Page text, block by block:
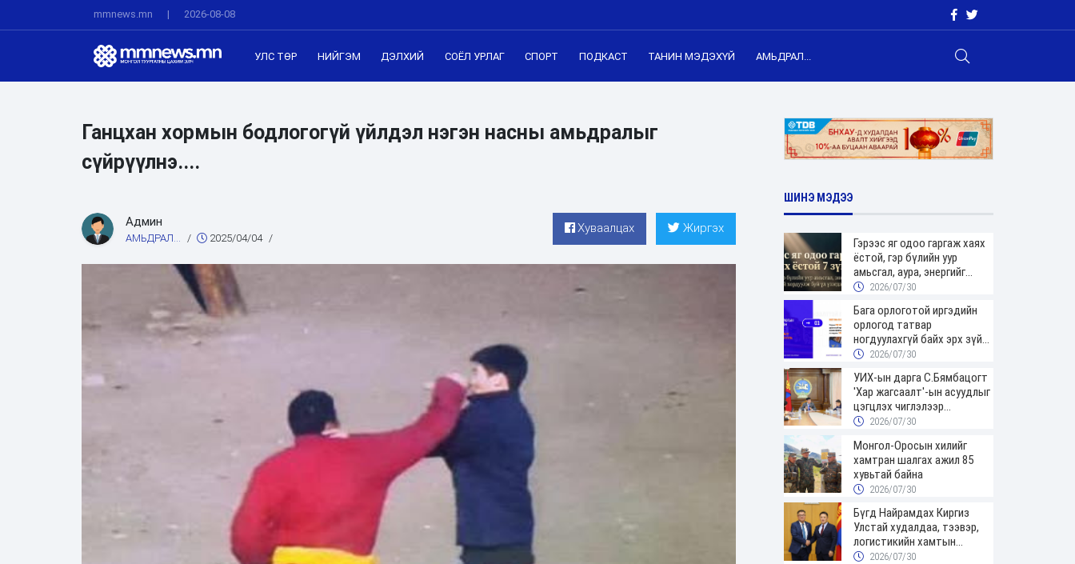
mmnews.mn | 2026-08-08
УЛС ТӨР НИЙГЭМ ДЭЛХИЙ СОЁЛ УРЛАГ СПОРТ ПОДКАСТ ТАНИН МЭДЭХҮЙ АМЬДРАЛ...
Ганцхан хормын бодлогогүй үйлдэл нэгэн насны амьдралыг
сүйрүүлнэ....
Админ
АМЬДРАЛ... / 2025/04/04 /
Хуваалцах Жиргэх
ШИНЭ МЭДЭЭ
Гэрээс яг одоо гаргаж хаях
ёстой, гэр бүлийн уур
амьсгал, аура, энергийг
хордуулдаг 7 зүйл
2026/07/30
Бага орлоготой иргэдийн
орлогод татвар
ногдуулахгүй байх эрх зүйн
орчныг бүрдүүллээ
2026/07/30
УИХ-ын дарга С.Бямбацогт
'Хар жагсаалт'-ын асуудлыг
цэгцлэх чиглэлээр
Монголбанкны удирдлагад
үүрэг өглөө
2026/07/30
Монгол-Оросын хилийг
хамтран шалгах ажил 85
хувьтай байна
2026/07/30
Бүгд Найрамдах Киргиз
Улстай худалдаа, тээвэр,
логистикийн хамтын
ажиллагааг өргөжүүлнэ
2026/07/30